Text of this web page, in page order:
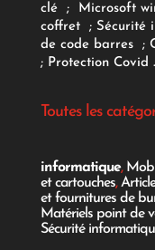
clé
; Microsoft
coffret ; Sécurité
de code barres
;
; Protection Covid .
Toutes les
informatique,
et cartouches,
et fournitures de
Matériels point de
Sécurité